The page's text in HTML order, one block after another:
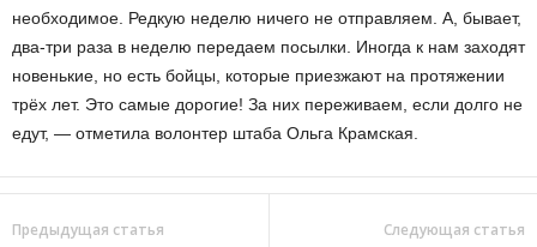
необходимое. Редкую неделю ничего не отправляем. А, бывает,
два-три раза в неделю передаем посылки. Иногда к нам заходят
новенькие, но есть бойцы, которые приезжают на протяжении
трёх лет. Это самые дорогие! За них переживаем, если долго не
едут, — отметила волонтер штаба Ольга Крамская.
Предыдущая статья Следующая статья